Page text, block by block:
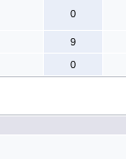
0
9
0